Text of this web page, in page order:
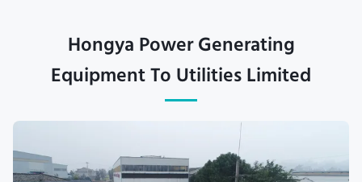
Hongya Power Generating
Equipment To Utilities Limited